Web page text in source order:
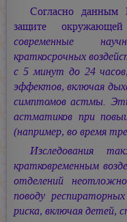
Согласно данным
защите
современные
краткосрочных
с 5 минут до 24
эффектов, включая
симптомов астмы.
астматиков при
(например, во время
Изследования
кратковременным
отделений
поводу
риска, включая детей,